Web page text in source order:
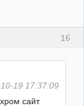
16
19 17:37:09
сайт